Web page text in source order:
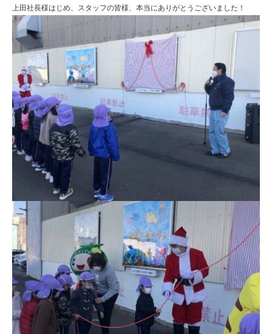
上田社長様はじめ、スタッフの皆様、本当にありがとうございました！